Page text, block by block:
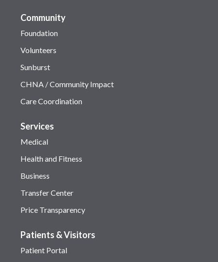
Community
Foundation
Volunteers
Sunburst
CHNA / Community Impact
Care Coordination
Services
Medical
Health and Fitness
Business
Transfer Center
Price Transparency
Patients & Visitors
Patient Portal